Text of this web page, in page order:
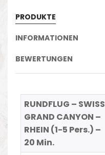
PRODUKTE
INFORMATIONEN
BEWERTUNGEN
RUNDFLUG – SWISS
GRAND CANYON –
RHEIN (1-5 Pers.) –
20 Min.